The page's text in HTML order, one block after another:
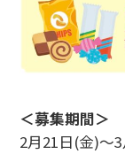
＜募集期間＞
2月21日(金)〜